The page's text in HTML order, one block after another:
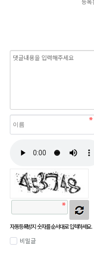
자동등록방지 숫자를 순서대로 입력하세요.
비밀글